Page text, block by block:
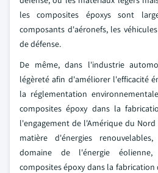
les composites époxys sont
composants d'aéronefs, les
de défense.
De même, dans l'industrie
légèreté afin d'améliorer l'efficacité
la réglementation
composites époxy dans la
l'engagement de l'Amérique du
matière d'énergies
domaine de l'énergie
composites époxy dans la fabrication